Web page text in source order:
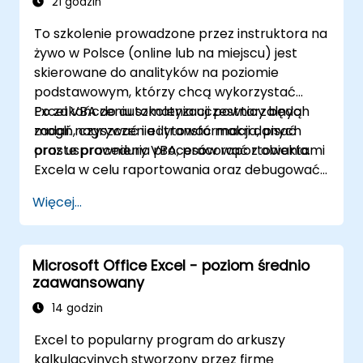
Idealne dla analityków biznesowych,
księgowych, osób zajmujących się
przetwarzaniem danych oraz pracowników
biurowych, którzy chcą podnieść swoje
umiejętności w Excelu z poziomu
średniozaawansowanego do eksperckiego.
Zwiększ swoje możliwości analizy danych,
usprawnij przepływy pracy związane z
raportowaniem i odkryj pełną moc Microsoft
Excel, aby podejmować lepsze decyzje i
To szkolenie prowadzone przez instruktora na
żywo w Polsce (online lub na miejscu) jest
skierowane do analityków na poziomie
podstawowym, którzy chcą wykorzystać
Excel VBA do automatyzacji powtarzalnych
zadań, czyszczenia i transformacji danych
oraz usprawnienia procesów raportowania.
Po zakończeniu szkolenia uczestnicy będą
mogli: nagrywać i edytować makra, pisać
proste procedury VBA, pracować z obiektami
Excela w celu raportowania oraz debugować
Więcej...
Microsoft Office Excel - poziom średnio
zaawansowany
14 godzin
Excel to popularny program do arkuszy
kalkulacyjnych stworzony przez firmę